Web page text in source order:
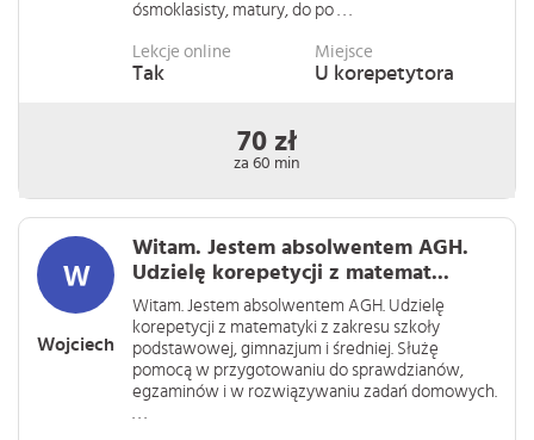
ósmoklasisty, matury, do po . . .
Lekcje online
Tak
Miejsce
U korepetytora
70 zł
za 60 min
Wojciech
Witam. Jestem absolwentem AGH.
Udzielę korepetycji z matemat...
Witam. Jestem absolwentem AGH. Udzielę
korepetycji z matematyki z zakresu szkoły
podstawowej, gimnazjum i średniej. Służę
pomocą w przygotowaniu do sprawdzianów,
egzaminów i w rozwiązywaniu zadań domowych.
. . .